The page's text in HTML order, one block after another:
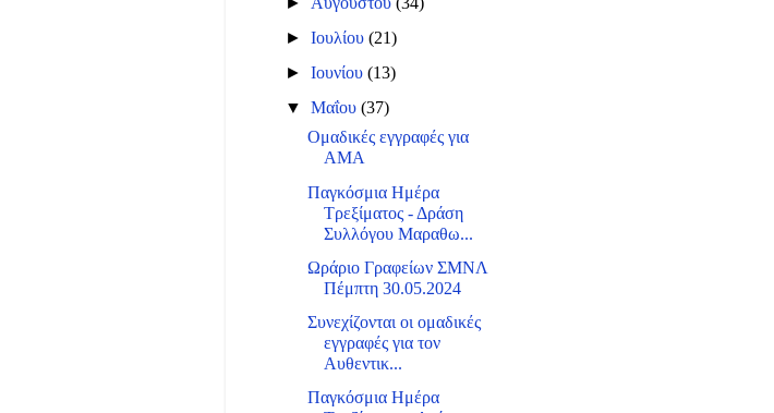
►Ιουλίου(21)
►Ιουνίου(13)
▼Μαΐου(37)
Ομαδικές εγγραφές για
ΑΜΑ
Παγκόσμια Ημέρα
Τρεξίματος - Δράση
Συλλόγου Μαραθω...
Ωράριο Γραφείων ΣΜΝΛ
Πέμπτη 30.05.2024
Συνεχίζονται οι ομαδικές
εγγραφές για τον
Αυθεντικ...
Παγκόσμια Ημέρα